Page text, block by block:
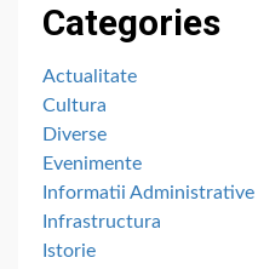
Categories
Actualitate
Cultura
Diverse
Evenimente
Informatii Administrative
Infrastructura
Istorie